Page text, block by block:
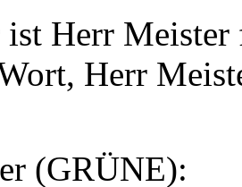
Herr Meister
Herr
(GRÜNE):